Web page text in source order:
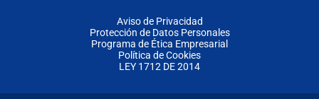
Aviso de Privacidad
Protección de Datos Personales
Programa de Ética Empresarial
Política de Cookies
LEY 1712 DE 2014